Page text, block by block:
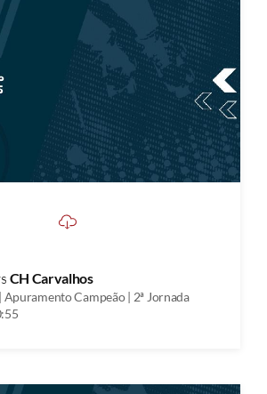
CH Carvalhos
Apuramento Campeão | 2ª Jornada